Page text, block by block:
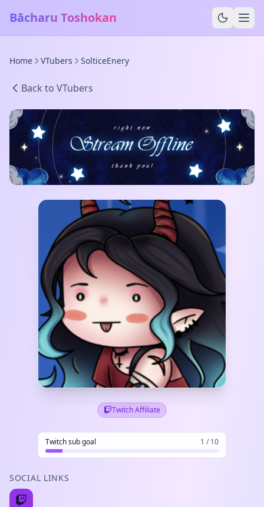
Bācharu Toshokan
Home VTubers SolticeEnery
Back to VTubers
Twitch Affiliate
Twitch sub goal 1 / 10
SOCIAL LINKS